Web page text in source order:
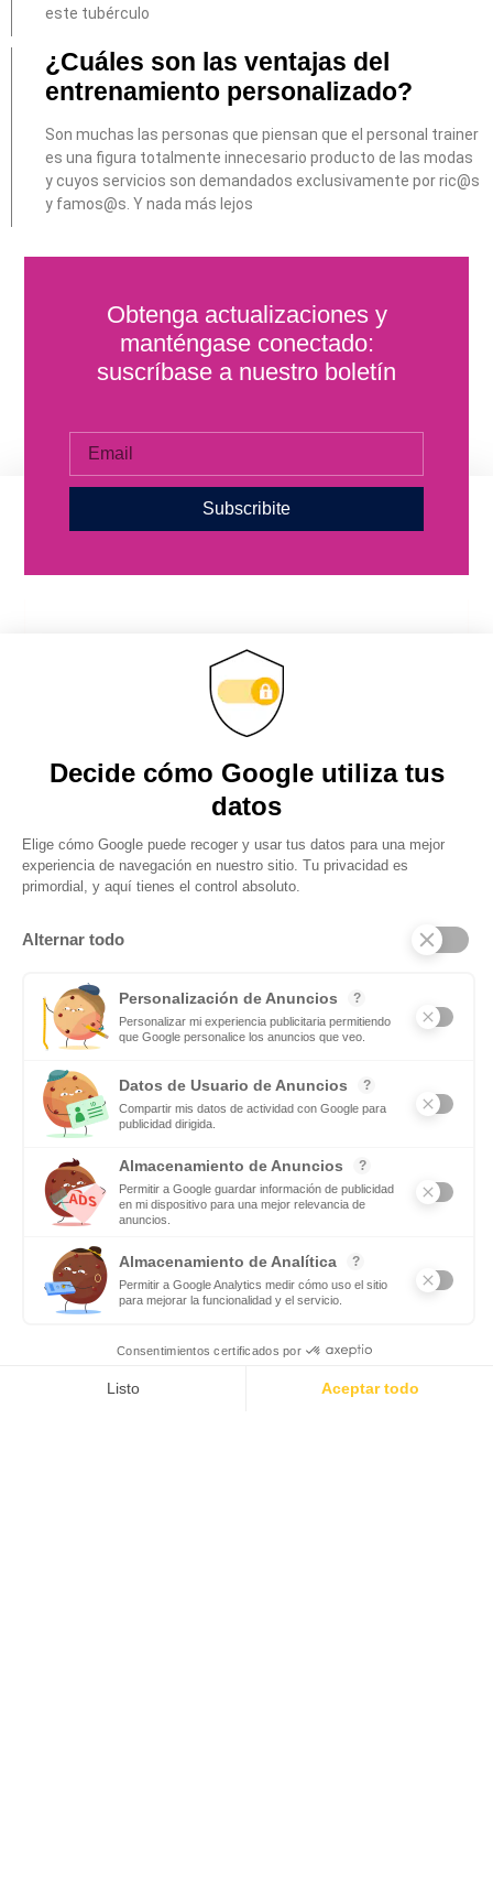
este tubérculo
¿Cuáles son las ventajas del
entrenamiento personalizado?
Son muchas las personas que piensan que el personal trainer
es una figura totalmente innecesario producto de las modas
y cuyos servicios son demandados exclusivamente por ric@s
y famos@s. Y nada más lejos
Obtenga actualizaciones y
manténgase conectado:
suscríbase a nuestro boletín
Subscribite